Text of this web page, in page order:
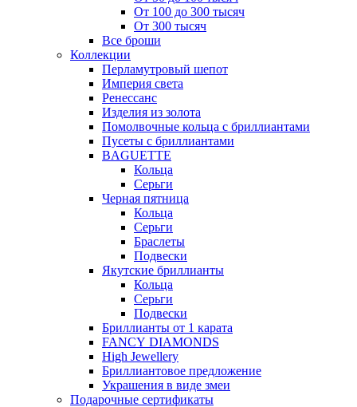
От 100 до 300 тысяч
От 300 тысяч
Все броши
Коллекции
Перламутровый шепот
Империя света
Ренессанс
Изделия из золота
Помолвочные кольца с бриллиантами
Пусеты с бриллиантами
BAGUETTE
Кольца
Серьги
Черная пятница
Кольца
Серьги
Браслеты
Подвески
Якутские бриллианты
Кольца
Серьги
Подвески
Бриллианты от 1 карата
FANCY DIAMONDS
High Jewellery
Бриллиантовое предложение
Украшения в виде змеи
Подарочные сертификаты